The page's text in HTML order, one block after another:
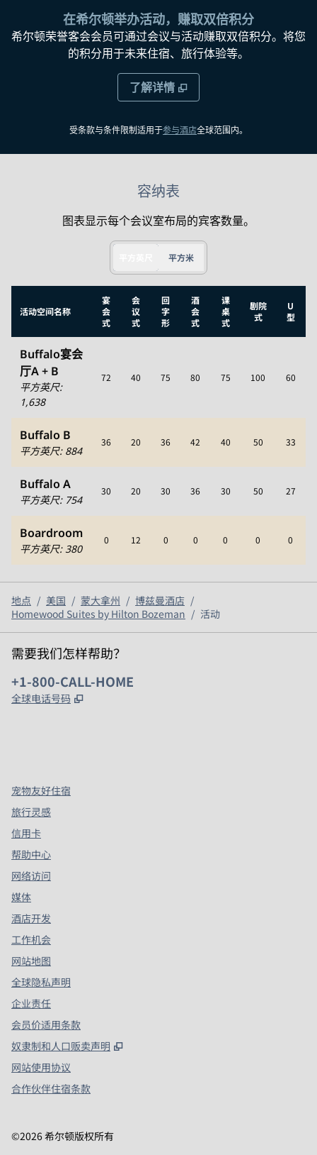
在希尔顿举办活动，赚取双倍积分
希尔顿荣誉客会会员可通过会议与活动赚取双倍积分。将您
的积分用于未来住宿、旅行体验等。
了解详情
受条款与条件限制适用于参与酒店，打开新标签
全球范围内。
容纳表
图表显示每个会议室布局的宾客数量。
平方米
活动空间名称
宴
会
式
会
议
式
回
字
形
酒
会
式
课
桌
式
剧院
式
U
型
Buffalo宴会
厅A + B
平方英尺:
1,638
72 40 75 80 75 100 60
Buffalo B
平方英尺: 884
36 20 36 42 40 50 33
Buffalo A
平方英尺: 754
30 20 30 36 30 50 27
Boardroom
平方英尺: 380
0 12 0 0 0 0 0
地点 / 美国 / 蒙大拿州 / 博兹曼酒店 /
Homewood Suites by Hilton Bozeman / 活动
需要我们怎样帮助？
电话:
+1-800-CALL-HOME
全球电话号码 ,
宠物友好住宿
旅行灵感
信用卡
帮助中心
网络访问
媒体
酒店开发
工作机会
网站地图
全球隐私声明
企业责任
会员价适用条款
奴隶制和人口贩卖声明
,
网站使用协议
合作伙伴住宿条款
©2026希尔顿版权所有